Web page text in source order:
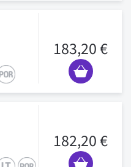
183,20 €
182,20 €